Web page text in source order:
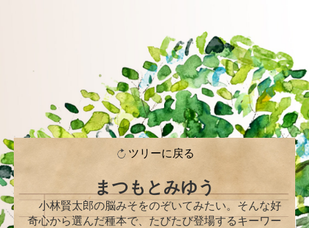
ツリーに戻る
まつもとみゆう
小林賢太郎の脳みそをのぞいてみたい。そんな好
奇心から選んだ種本で、たびたび登場するキーワー